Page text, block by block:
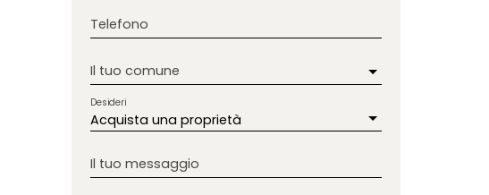
Telefono
Il tuo comune
Acquista una proprietà
Desideri
Il tuo messaggio